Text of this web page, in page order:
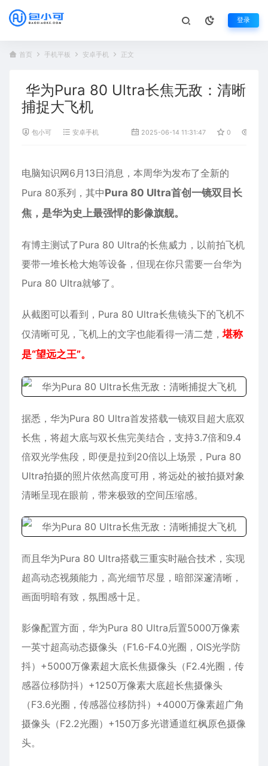
登录
首页 手机平板 安卓手机 正文
华为Pura 80 Ultra长焦无敌：清晰
捕捉大飞机
包小可 安卓手机 2025-06-14 11:31:47 0
电脑知识网6月13日消息，本周华为发布了全新的
Pura 80系列，其中Pura 80 Ultra首创一镜双目长
焦，是华为史上最强悍的影像旗舰。
有博主测试了Pura 80 Ultra的长焦威力，以前拍飞机
要带一堆长枪大炮等设备，但现在你只需要一台华为
Pura 80 UItra就够了。
从截图可以看到，Pura 80 Ultra长焦镜头下的飞机不
仅清晰可见，飞机上的文字也能看得一清二楚， 堪称
是“望远之王”。
据悉，华为Pura 80 Ultra首发搭载一镜双目超大底双
长焦，将超大底与双长焦完美结合，支持3.7倍和9.4
倍双光学焦段，即便是拉到20倍以上场景，Pura 80
Ultra拍摄的照片依然高度可用，将远处的被拍摄对象
清晰呈现在眼前，带来极致的空间压缩感。
而且华为Pura 80 Ultra搭载三重实时融合技术，实现
超高动态视频能力，高光细节尽显，暗部深邃清⁠晰，
画面明暗有致，氛围感十足。
影像配置方面，华为Pura 80 Ultra后置5000万像素
一英寸超高动态摄像头（F1.6-F4.0光圈，OIS光学防
抖）+5000万像素超大底长焦摄像头（F2.4光圈，传
感器位移防抖）+1250万像素大底超长焦摄像头
（F3.6光圈，传感器位移防抖）+4000万像素超广角
摄像头（F2.2光圈）+150万多光谱通道红枫原色摄像
头。